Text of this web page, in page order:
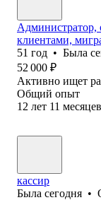
Администратор,
клиентами,
51 год • Была
52 000 ₽
Активно ищет
Общий опыт
12 лет 11 месяцев
кассир
Была сегодня •